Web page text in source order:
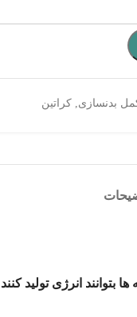
بدنسازی, کراتین
انرژی تولید